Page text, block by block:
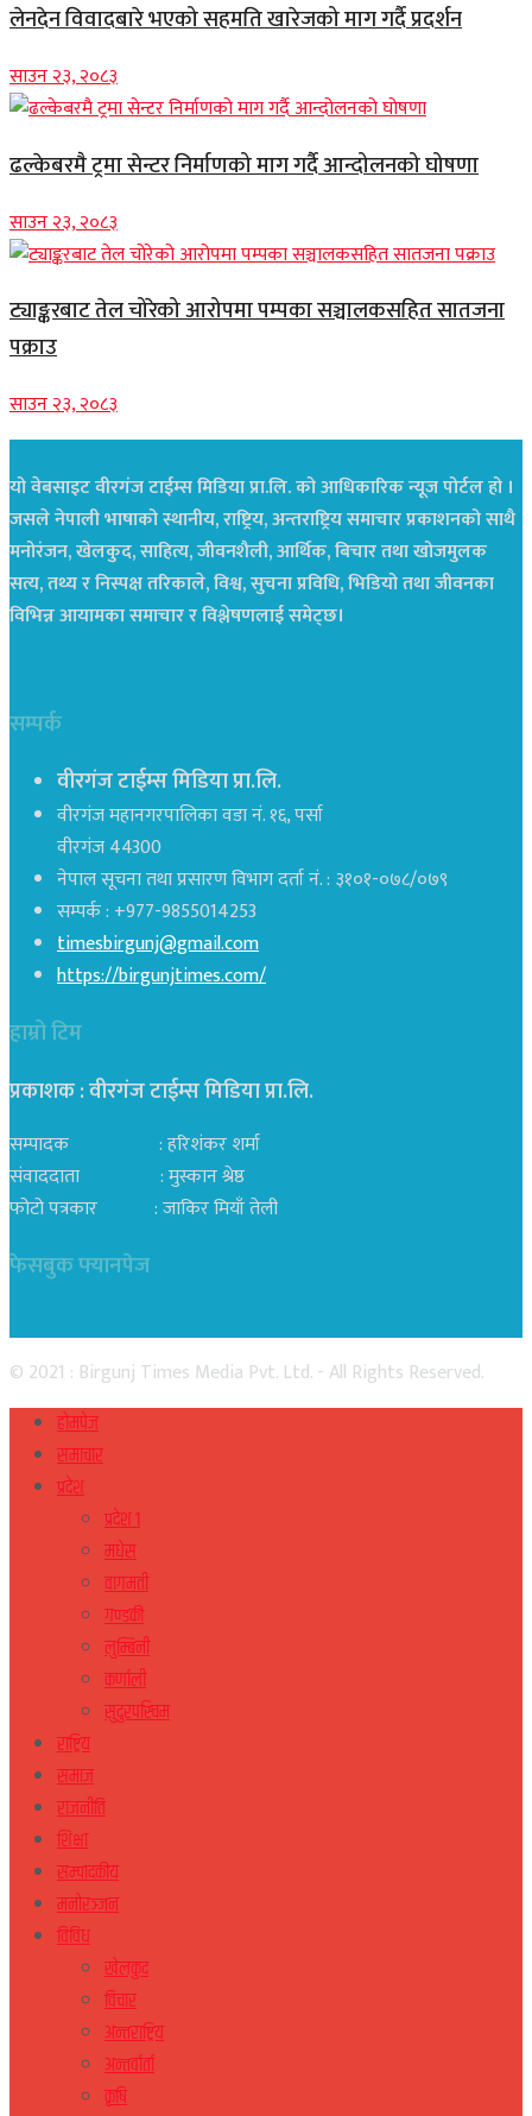
लेनदेन विवादबारे भएको सहमति खारेजको माग गर्दै प्रदर्शन
साउन २३, २०८३
ढल्केबरमै ट्रमा सेन्टर निर्माणको माग गर्दै आन्दोलनको घोषणा
साउन २३, २०८३
ट्याङ्करबाट तेल चोरेको आरोपमा पम्पका सञ्चालकसहित सातजना
पक्राउ
साउन २३, २०८३
यो वेबसाइट वीरगंज टाईम्स मिडिया प्रा.लि. को आधिकारिक न्यूज पोर्टल हो ।
जसले नेपाली भाषाको स्थानीय, राष्ट्रिय, अन्तराष्ट्रिय समाचार प्रकाशनको साथै
मनोरंजन, खेलकुद, साहित्य, जीवनशैली, आर्थिक, बिचार तथा खोजमुलक
सत्य, तथ्य र निस्पक्ष तरिकाले, विश्व, सुचना प्रविधि, भिडियो तथा जीवनका
विभिन्न आयामका समाचार र विश्लेषणलाई समेट्छ।
सम्पर्क
वीरगंज टाईम्स मिडिया प्रा.लि.
वीरगंज महानगरपालिका वडा नं. १६, पर्सा
वीरगंज 44300
नेपाल सूचना तथा प्रसारण विभाग दर्ता नं. : ३१०१-०७८/०७९
सम्पर्क : +977-9855014253
timesbirgunj@gmail.com
https://birgunjtimes.com/
हाम्रो टिम
प्रकाशक : वीरगंज टाईम्स मिडिया प्रा‍.लि.
सम्पादक : हरिशंकर शर्मा
संवाददाता : मुस्कान श्रेष्ठ
फोटो पत्रकार : जाकिर मियाँ तेली
फेसबुक फ्यानपेज
© 2021 : Birgunj Times Media Pvt. Ltd. - All Rights Reserved.
होमपेज
समाचार
प्रदेश
प्रदेश १
मधेस
वागमती
गण्डकी
लुम्बिनी
कर्णाली
सुदुरपस्चिम
राष्ट्रिय
समाज
राजनीति
शिक्षा
सम्पादकीय
मनोरञ्जन
विविध
खेलकुद
विचार
अन्तराष्ट्रिय
अन्तर्वार्ता
कृषि